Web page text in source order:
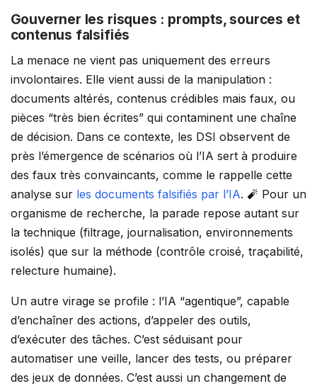
Gouverner les risques : prompts, sources et
contenus falsifiés
La menace ne vient pas uniquement des erreurs
involontaires. Elle vient aussi de la manipulation :
documents altérés, contenus crédibles mais faux, ou
pièces “très bien écrites” qui contaminent une chaîne
de décision. Dans ce contexte, les DSI observent de
près l’émergence de scénarios où l’IA sert à produire
des faux très convaincants, comme le rappelle cette
analyse sur les documents falsifiés par l’IA. 🧨 Pour un
organisme de recherche, la parade repose autant sur
la technique (filtrage, journalisation, environnements
isolés) que sur la méthode (contrôle croisé, traçabilité,
relecture humaine).
Un autre virage se profile : l’IA “agentique”, capable
d’enchaîner des actions, d’appeler des outils,
d’exécuter des tâches. C’est séduisant pour
automatiser une veille, lancer des tests, ou préparer
des jeux de données. C’est aussi un changement de